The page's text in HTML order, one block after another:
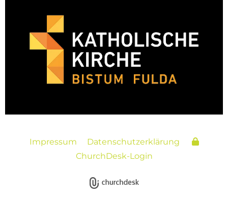
Impressum
Datenschutzerklärung
ChurchDesk-Login